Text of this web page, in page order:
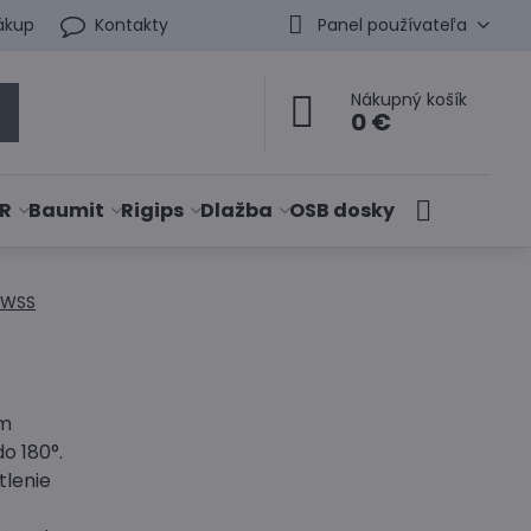
Kontakty Panel používateľa
Nákupný košík
0 €
Baumit Rigips Dlažba OSB dosky
180°.